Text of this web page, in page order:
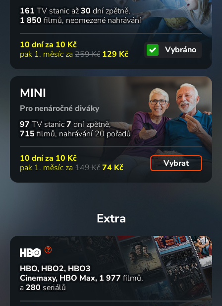
161 TV stanic až30 dní zpětně
1 850 filmů neomezené nahrávání
10 dní za 10 Kč
pak 1. měsíc za 259 Kč 129 Kč Vybráno
MINI
Pro nenáročné diváky
97 TV stanic7 dní zpětně
715 filmů nahrávání 20 pořadů
10 dní za 10 Kč
pak 1. měsíc za 149 Kč74 Kč Vybrat
Extra
HBO, HBO2, HBO3
Cinemaxy, HBO Max 1 977 filmů
a 280 seriálů